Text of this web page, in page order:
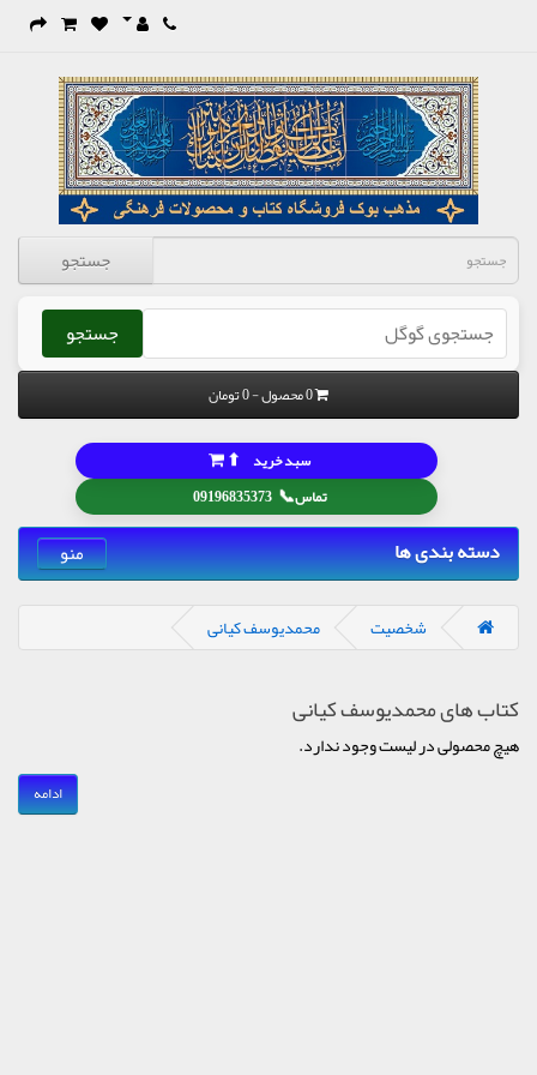
جستجو
جستجو
0 محصول - 0 تومان
تماس📞
09196835373
سبد خرید ⬆
دسته بندی ها منو
شخصیت محمدیوسف کیانی
کتاب های محمدیوسف کیانی
هیچ محصولی در لیست وجود ندارد.
ادامه